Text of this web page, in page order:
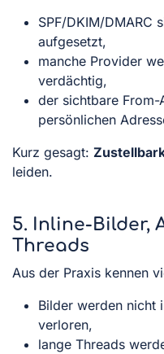
SPF/DKIM/DMARC
aufgesetzt,
manche Provider
verdächtig,
der sichtbare
persönlichen
Kurz gesagt:
leiden.
5. Inline-Bilder,
Threads
Aus der Praxis kennen
Bilder werden nicht
verloren,
lange Threads